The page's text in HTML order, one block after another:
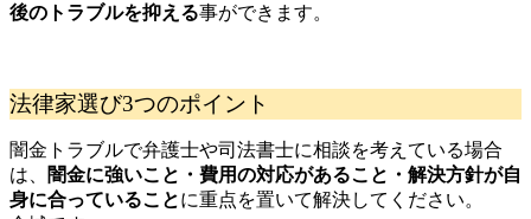
後のトラブルを抑える事ができます。
法律家選び3つのポイント
闇金トラブルで弁護士や司法書士に相談を考えている場合
は、
闇金に強いこと・費用の対応があること・解決方針が自
身に合っていることに重点を置いて解決してください。